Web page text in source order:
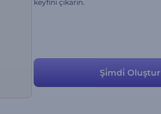
keyfini çıkarın.
Şi̇mdi̇ Oluştur